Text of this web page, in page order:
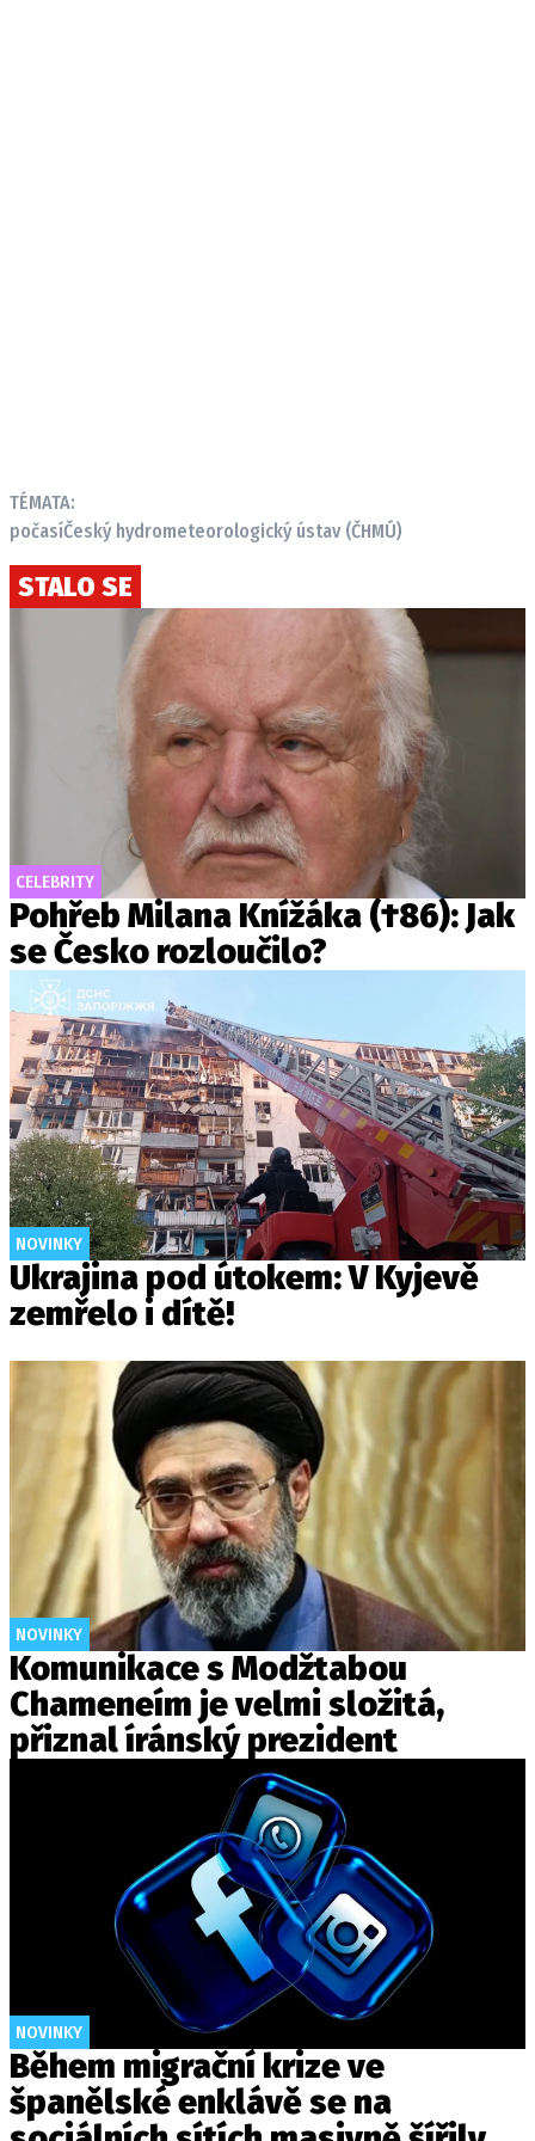
TÉMATA:
počasíČeský hydrometeorologický ústav (ČHMÚ)
STALO SE
CELEBRITY
Pohřeb Milana Knížáka (†86): Jak
se Česko rozloučilo?
NOVINKY
Ukrajina pod útokem: V Kyjevě
zemřelo i dítě!
NOVINKY
Komunikace s Modžtabou
Chameneím je velmi složitá,
přiznal íránský prezident
NOVINKY
Během migrační krize ve
španělské enklávě se na